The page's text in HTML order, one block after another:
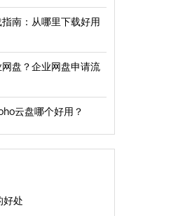
南：从哪里下载好用
盘？企业网盘申请流
云盘哪个好用？
好处